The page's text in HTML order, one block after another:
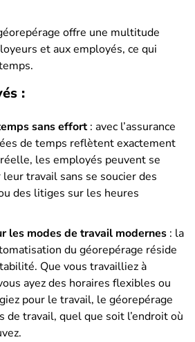
offre une multitude
et aux employés, ce qui
:
sans effort: avec l’assurance
de temps reflètent exactement
les employés peuvent se
travail sans se soucier des
des litiges sur les heures
les modes de travail modernes : la
du géorepérage réside
Que vous travailliez à
ayez des horaires flexibles ou
pour le travail, le géorepérage
de travail, quel que soit l’endroit où